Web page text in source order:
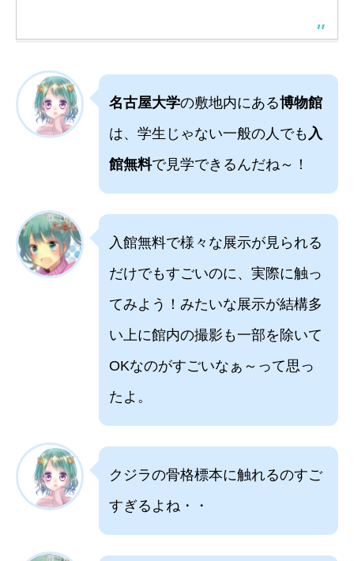
名古屋大学の敷地内にある博物館
は、学生じゃない一般の人でも 入
館無料で見学できるんだね～！
入館無料で様々な展示が見られる
だけでもすごいのに、実際に触っ
てみよう！みたいな展示が結構多
い上に館内の撮影も一部を除いて
OKなのがすごいなぁ～って思っ
たよ。
クジラの骨格標本に触れるのすご
すぎるよね・・